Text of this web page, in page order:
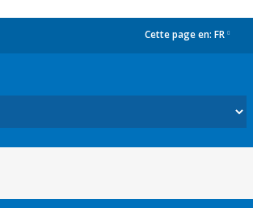
Cette page en: FR